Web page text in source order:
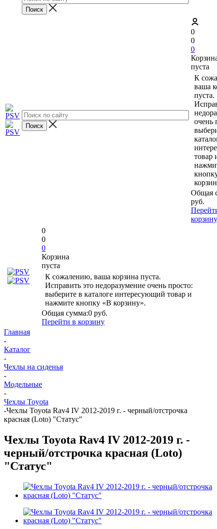
0
0
0
пуста
К
ваша
пуста.
очень
товар
Общая
руб.
корзину
0
0
0
Корзина
пуста
К сожалению, ваша корзина пуста.
Исправить это недоразумение очень просто:
выберите в каталоге интересующий товар и
нажмите кнопку «В корзину».
Общая сумма:0 руб.
Перейти в корзину
Главная
-
Каталог
-
Чехлы на сиденья
-
Модельные
-
Чехлы Toyota
-Чехлы Toyota Rav4 IV 2012-2019 г. - черный/отстрочка
красная (Loto) "Статус"
Чехлы Toyota Rav4 IV 2012-2019 г. -
черный/отстрочка красная (Loto)
"Статус"